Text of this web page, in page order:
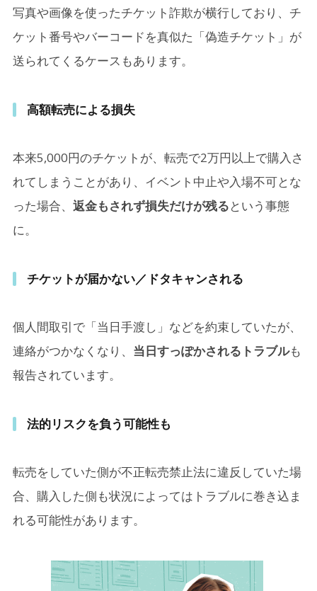
写真や画像を使ったチケット詐欺が横行しており、チ
ケット番号やバーコードを真似た「偽造チケット」が
送られてくるケースもあります。
高額転売による損失
本来5,000円のチケットが、転売で2万円以上で購入さ
れてしまうことがあり、イベント中止や入場不可とな
った場合、 返金もされず損失だけが残るという事態
に。
チケットが届かない／ドタキャンされる
個人間取引で「当日手渡し」などを約束していたが、
連絡がつかなくなり、 当日すっぽかされるトラブルも
報告されています。
法的リスクを負う可能性も
転売をしていた側が不正転売禁止法に違反していた場
合、購入した側も状況によってはトラブルに巻き込ま
れる可能性があります。